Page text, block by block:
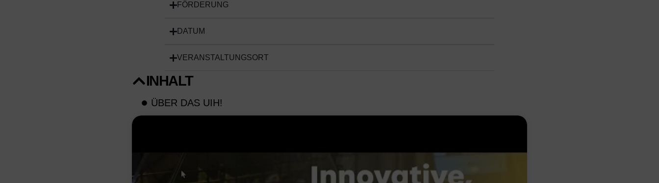
FÖRDERUNG
DATUM
VERANSTALTUNGSORT
INHALT
ÜBER DAS UIH!